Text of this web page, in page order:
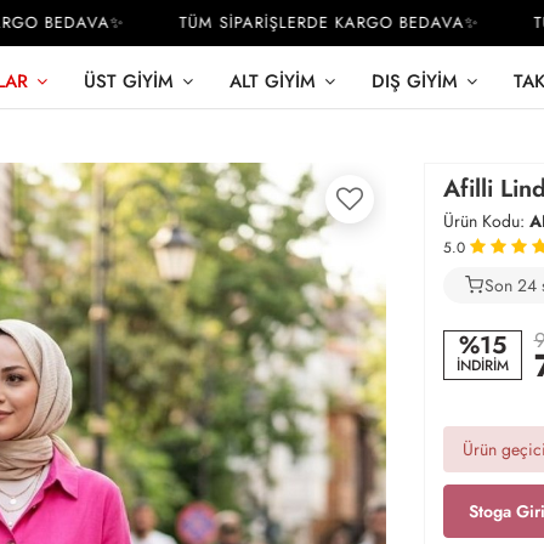
BEDAVA✨ TÜM SİPARİŞLERDE KARGO BEDAVA✨
ÜST GIYIM ALT GIYIM DIŞ GIYIM
Afilli
Ürün Kodu:
5.0
Son 24
%15
İNDİRİM
Ürün
Stoga